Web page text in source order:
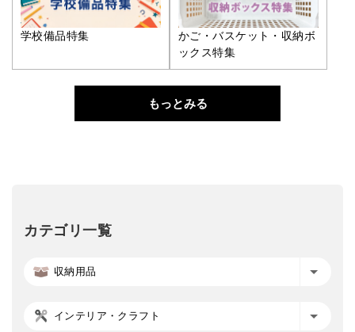
学校備品特集
かご・バスケット・収納ボ
ックス特集
もっとみる
カテゴリ一覧
収納用品
インテリア・クラフト